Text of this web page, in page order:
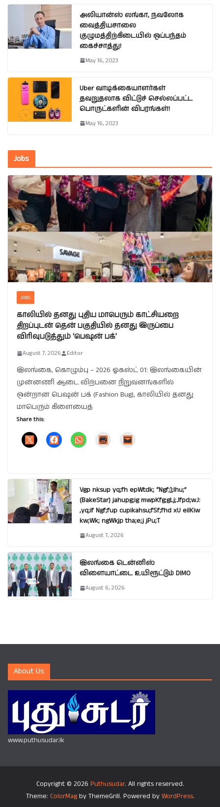
அலியான்ஸ் லங்கா, நவலோக
வைத்தியசாலை
குழுமத்திற்கிடையில் ஒப்பந்தம்
கைச்சாத்து!
May 16, 2023
Uber வாடிக்கையாளர்கள்
தவறுதலாக விட்டுச் செல்லப்பட்ட
பொருட்களின் விபரங்கள்!
May 16, 2023
Jobs
JOBS
காலியில் தனது புதிய மாபெரும் காட்சியறை
திறப்புடன் தென் பகுதியில் தனது இருப்பை
விரிவுபடுத்தும் ‘பெஷன் பக்’
August 7, 2026 Editor
இலங்கை, கொழும்பு – 2026 ஓகஸ்ட் 01: இலங்கையின்
முன்னணி ஆடை விற்பனை நிறுவனங்களில்
ஒன்றான பெஷன் பக் (Fashion Bug), காலியில் தனது
மாபெரும் கிளையைத்
Share this:
Vgp nksup yq;fh epWtdk; “Ngf;];lhu;”
(BakeStar) jahupg;ig mwpKfg;gLj;Jfpd;wJ:
,yq;if Ngf;fup cupikahsu;fSf;fhd xU eilKiw
kw;Wk; ngWkjp tha;e;j jPu;T
August 7, 2026
இலங்கை டென்னிஸ்
விளையாட்டை உயிரூட்டும் DIMO
August 6, 2026
About Us
www.puthusudar.lk
Copyright © 2026 Puthusudar. All rights reserved.
Theme: ColorMagby ThemeGrill. Powered by WordPress.